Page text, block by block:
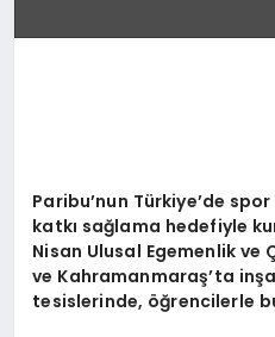
Paribu’nun Türkiye’de spor
katkı sağlama hedefiyle
Nisan Ulusal Egemenlik ve
ve Kahramanmaraş’ta
tesislerinde, öğrencilerle